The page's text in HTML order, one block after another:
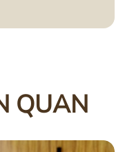
QUAN